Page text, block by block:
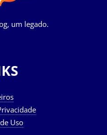
um legado.
Uso